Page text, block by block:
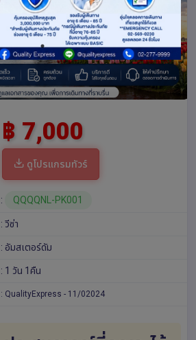
฿ 7,000
ดูโปรแกรมทัวร์
: QQQQNL-PK001
: วีซ่า
: อัมสเตอร์ดัม
: 1 วัน 1คืน
: QualityExpress - 11/02024